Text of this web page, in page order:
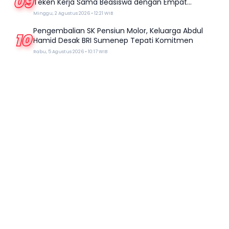
Teken Kerja Sama Beasiswa dengan Empat
Kampus
Minggu, 2 Agustus 2026 • 12:21 WIB
10 Pengembalian SK Pensiun Molor, Keluarga Abdul
Hamid Desak BRI Sumenep Tepati Komitmen
Rabu, 5 Agustus 2026 • 10:17 WIB